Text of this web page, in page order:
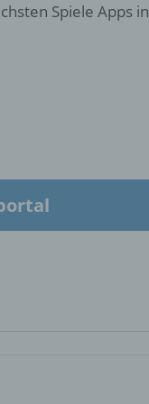
Spiele Apps in